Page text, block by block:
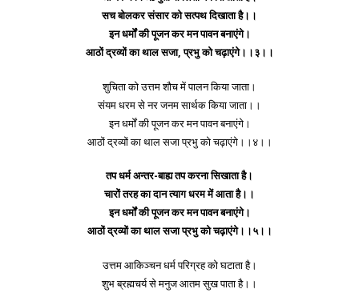
सच बोलकर संसार को सत्पथ दिखाता है।।
इन धर्मों की पूजन कर मन पावन बनाएंगे।
आठों द्रव्यों का थाल सजा, प्रभु को चढ़ाएंगे।।३।।
शुचिता को उत्तम शौच में पालन किया जाता।
संयम धरम से नर जनम सार्थक किया जाता।।
इन धर्मों की पूजन कर मन पावन बनाएंगे।
आठों द्रव्यों का थाल सजा प्रभु को चढ़ाएंगे।।४।।
तप धर्म अन्तर-बाह्य तप करना सिखाता है।
चारों तरह का दान त्याग धरम में आता है।।
इन धर्मों की पूजन कर मन पावन बनाएंगे।
आठों द्रव्यों का थाल सजा प्रभु को चढ़ाएंगे।।५।।
उत्तम आकिञ्चन धर्म परिग्रह को घटाता है।
शुभ ब्रह्मचर्य से मनुज आतम सुख पाता है।।